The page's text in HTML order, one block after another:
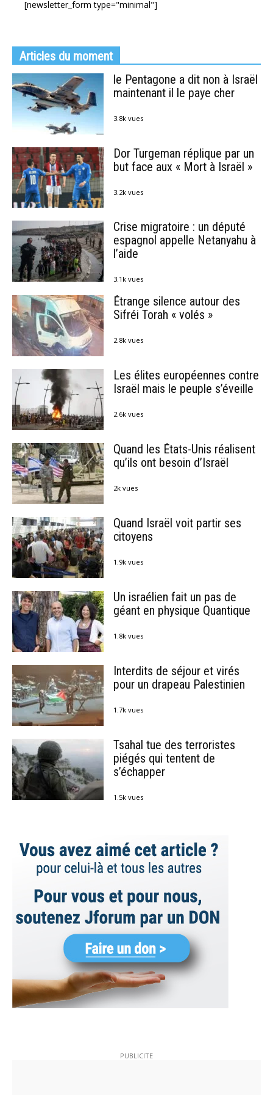
[newsletter_form type="minimal"]
Articles du moment
le Pentagone a dit non à Israël
maintenant il le paye cher
3.8k vues
Dor Turgeman réplique par un
but face aux « Mort à Israël »
3.2k vues
Crise migratoire : un député
espagnol appelle Netanyahu à
l’aide
3.1k vues
Étrange silence autour des
Sifréi Torah « volés »
2.8k vues
Les élites européennes contre
Israël mais le peuple s’éveille
2.6k vues
Quand les États-Unis réalisent
qu’ils ont besoin d’Israël
2k vues
Quand Israël voit partir ses
citoyens
1.9k vues
Un israélien fait un pas de
géant en physique Quantique
1.8k vues
Interdits de séjour et virés
pour un drapeau Palestinien
1.7k vues
Tsahal tue des terroristes
piégés qui tentent de
s’échapper
1.5k vues